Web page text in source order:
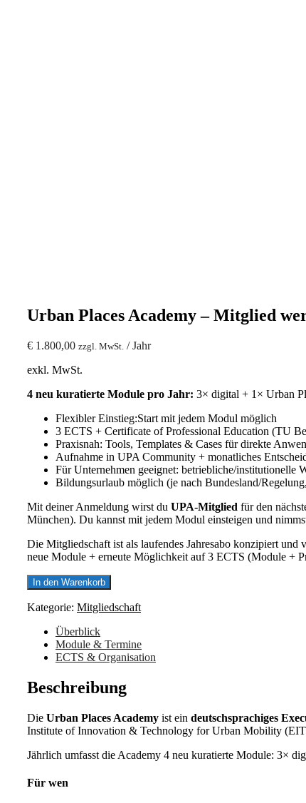
Urban Places Academy – Mitglied
€ 1.800,00 zzgl. MwSt. / Jahr
exkl. MwSt.
4 neu kuratierte Module pro Jahr: 3× digital + 1× Urban
Flexibler Einstieg:Start mit jedem Modul möglich
3 ECTS + Certificate of Professional Education (TU
Praxisnah: Tools, Templates & Cases für direkte
Aufnahme in UPA Community + monatliches
Für Unternehmen geeignet: betriebliche/institutionelle
Bildungsurlaub möglich (je nach Bundesland/
Mit deiner Anmeldung wirst du UPA‑Mitglied für den
München). Du kannst mit jedem Modul einsteigen und
Die Mitgliedschaft ist als laufendes Jahresabo konzipiert und
neue Module + erneute Möglichkeit auf3 ECTS (Module +
Urban
Places
Academy
Mitglied
werden
+
3
Menge
In den Warenkorb
Kategorie: Mitgliedschaft
Überblick
Module & Termine
ECTS & Organisation
Beschreibung
Die Urban Places Academy ist ein deutschsprachiges
Institute of Innovation & Technology for Urban Mobility
Jährlich umfasst die Academy 4 neu kuratierte Module: 3×
Für wen